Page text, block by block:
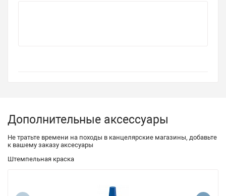
Дополнительные аксессуары
Не тратьте времени на походы в канцелярские магазины, добавьте
к вашему заказу аксесуары
Штемпельная краска